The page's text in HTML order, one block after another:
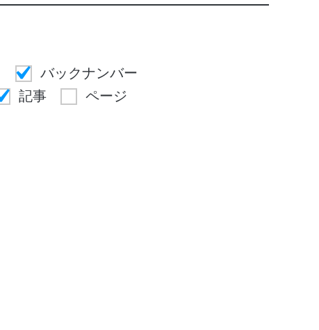
バックナンバー
記事 ページ